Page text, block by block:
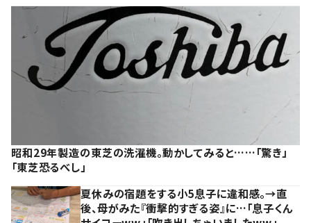
昭和29年製造の東芝の洗濯機。動かしてみると……「驚き」
「東芝恐るべし」
夏休みの宿題をする小5息子に違和感。→直
後、母がみた『衝撃的すぎる姿』に…「息子くん